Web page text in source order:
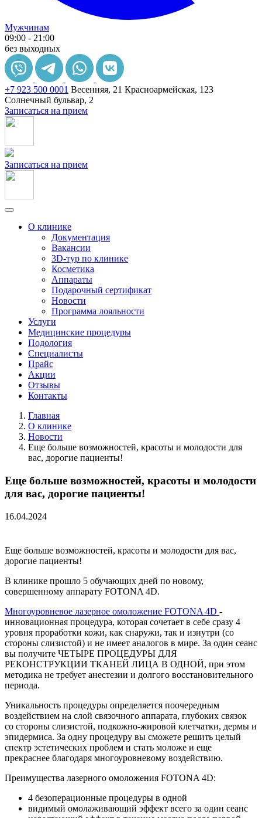
Мужчинам
09:00 - 21:00
без выходных
+7 923 500 0001 Весенняя, 21 Красноармейская, 123
Солнечный бульвар, 2
Записаться на прием
Записаться на прием
О клинике
Документация
Вакансии
3D-тур по клинике
Косметика
Аппараты
Подарочный сертификат
Новости
Программа лояльности
Услуги
Медицинские процедуры
Подология
Специалисты
Прайс
Акции
Отзывы
Контакты
Главная
О клинике
Новости
Еще больше возможностей, красоты и молодости для
вас, дорогие пациенты!
Еще больше возможностей, красоты и молодости
для вас, дорогие пациенты!
16.04.2024
Еще больше возможностей, красоты и молодости для вас,
дорогие пациенты!
В клинике прошло 5 обучающих дней по новому,
совершенному аппарату FOTONA 4D.
Многоуровневое лазерное омоложение FOTONA 4D -
инновационная процедура, которая сочетает в себе сразу 4
уровня проработки кожи, как снаружи, так и изнутри (со
стороны слизистой) и не имеет аналогов в мире. За один сеанс
вы получите ЧЕТЫРЕ ПРОЦЕДУРЫ ДЛЯ
РЕКОНСТРУКЦИИ ТКАНЕЙ ЛИЦА В ОДНОЙ, при этом
методика не требует анестезии и долгого восстановительного
периода.
Уникальность процедуры определяется поочередным
воздействием на слой связочного аппарата, глубоких связок
со стороны слизистой, подкожно-жировой клетчатки, дермы и
эпидермиса. За одну процедуру вы сможете решить целый
спектр эстетических проблем и стать моложе и еще
прекраснее благодаря многоуровневому воздействию.
Преимущества лазерного омоложения FOTONA 4D:
4 безоперационные процедуры в одной
видимый омолаживающий эффект всего за один сеанс